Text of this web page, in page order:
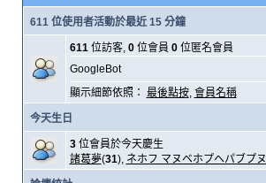
611 位使用者活動於最近 15 分鐘
611位訪客, 0位會員 0位匿名會員
GoogleBot
顯示細節依照： 最後點按, 會員名稱
今天生日
3位會員於今天慶生
諸葛夢(31), ネホフ マヌベホプヘパブプヌ